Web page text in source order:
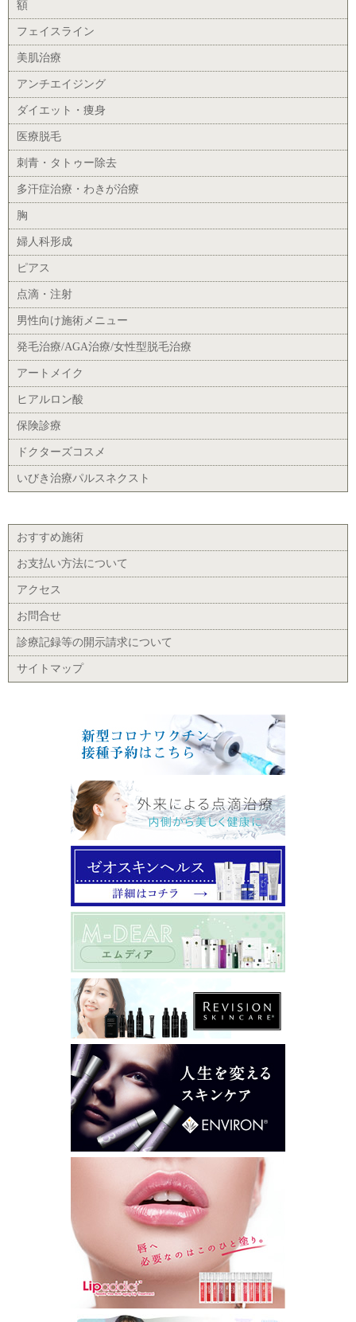
額
フェイスライン
美肌治療
アンチエイジング
ダイエット・痩身
医療脱毛
刺青・タトゥー除去
多汗症治療・わきが治療
胸
婦人科形成
ピアス
点滴・注射
男性向け施術メニュー
発毛治療/AGA治療/女性型脱毛治療
アートメイク
ヒアルロン酸
保険診療
ドクターズコスメ
いびき治療パルスネクスト
おすすめ施術
お支払い方法について
アクセス
お問合せ
診療記録等の開示請求について
サイトマップ